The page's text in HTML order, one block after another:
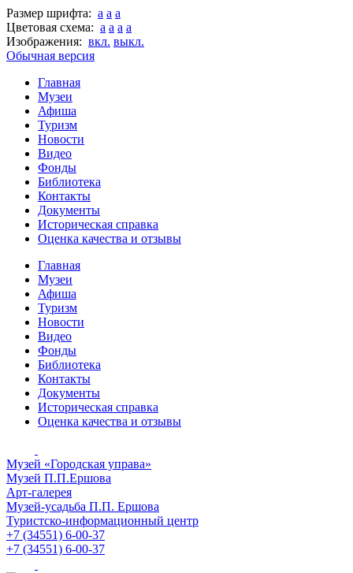
Размер шрифта: a a a
Цветовая схема: a a a a
Изображения: вкл. выкл.
Обычная версия
Главная
Музеи
Афиша
Туризм
Новости
Видео
Фонды
Библиотека
Контакты
Документы
Историческая справка
Оценка качества и отзывы
Главная
Музеи
Афиша
Туризм
Новости
Видео
Фонды
Библиотека
Контакты
Документы
Историческая справка
Оценка качества и отзывы
Музей «Городская управа»
Музей П.П.Ершова
Арт-галерея
Музей-усадьба П.П. Ершова
Туристско-информационный центр
+7 (34551) 6-00-37
+7 (34551) 6-00-37